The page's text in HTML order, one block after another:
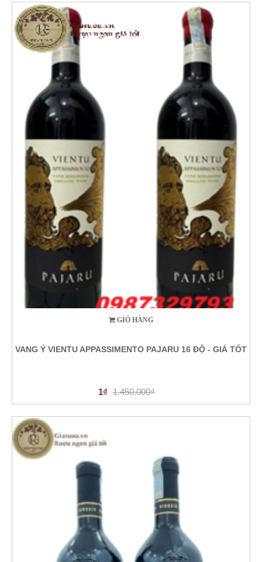
GIỎ HÀNG
VANG Ý VIENTU APPASSIMENTO PAJARU 16 ĐỘ - GIÁ TỐT
1₫ 1.450.000₫